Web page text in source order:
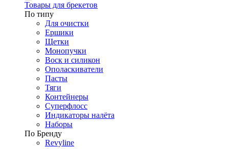
Товары для брекетов
По типу
Для очистки
Ершики
Щетки
Монопучки
Воск и силикон
Ополаскиватели
Пасты
Тяги
Контейнеры
Суперфлосс
Индикаторы налёта
Наборы
По Бренду
Revyline